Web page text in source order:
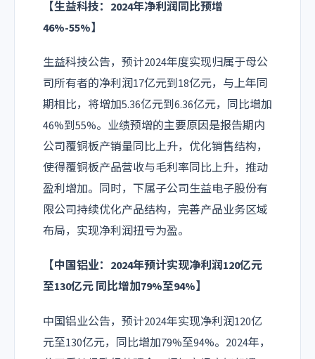
【生益科技：2024年净利润同比预增
46%-55%】
生益科技公告，预计2024年度实现归属于母公
司所有者的净利润17亿元到18亿元，与上年同
期相比，将增加5.36亿元到6.36亿元，同比增加
46%到55%。业绩预增的主要原因是报告期内
公司覆铜板产销量同比上升，优化销售结构，
使得覆铜板产品营收与毛利率同比上升，推动
盈利增加。同时，下属子公司生益电子股份有
限公司持续优化产品结构，完善产品业务区域
布局，实现净利润扭亏为盈。
【中国铝业：2024年预计实现净利润120亿元
至130亿元 同比增加79%至94%】
中国铝业公告，预计2024年实现净利润120亿
元至130亿元，同比增加79%至94%。2024年，